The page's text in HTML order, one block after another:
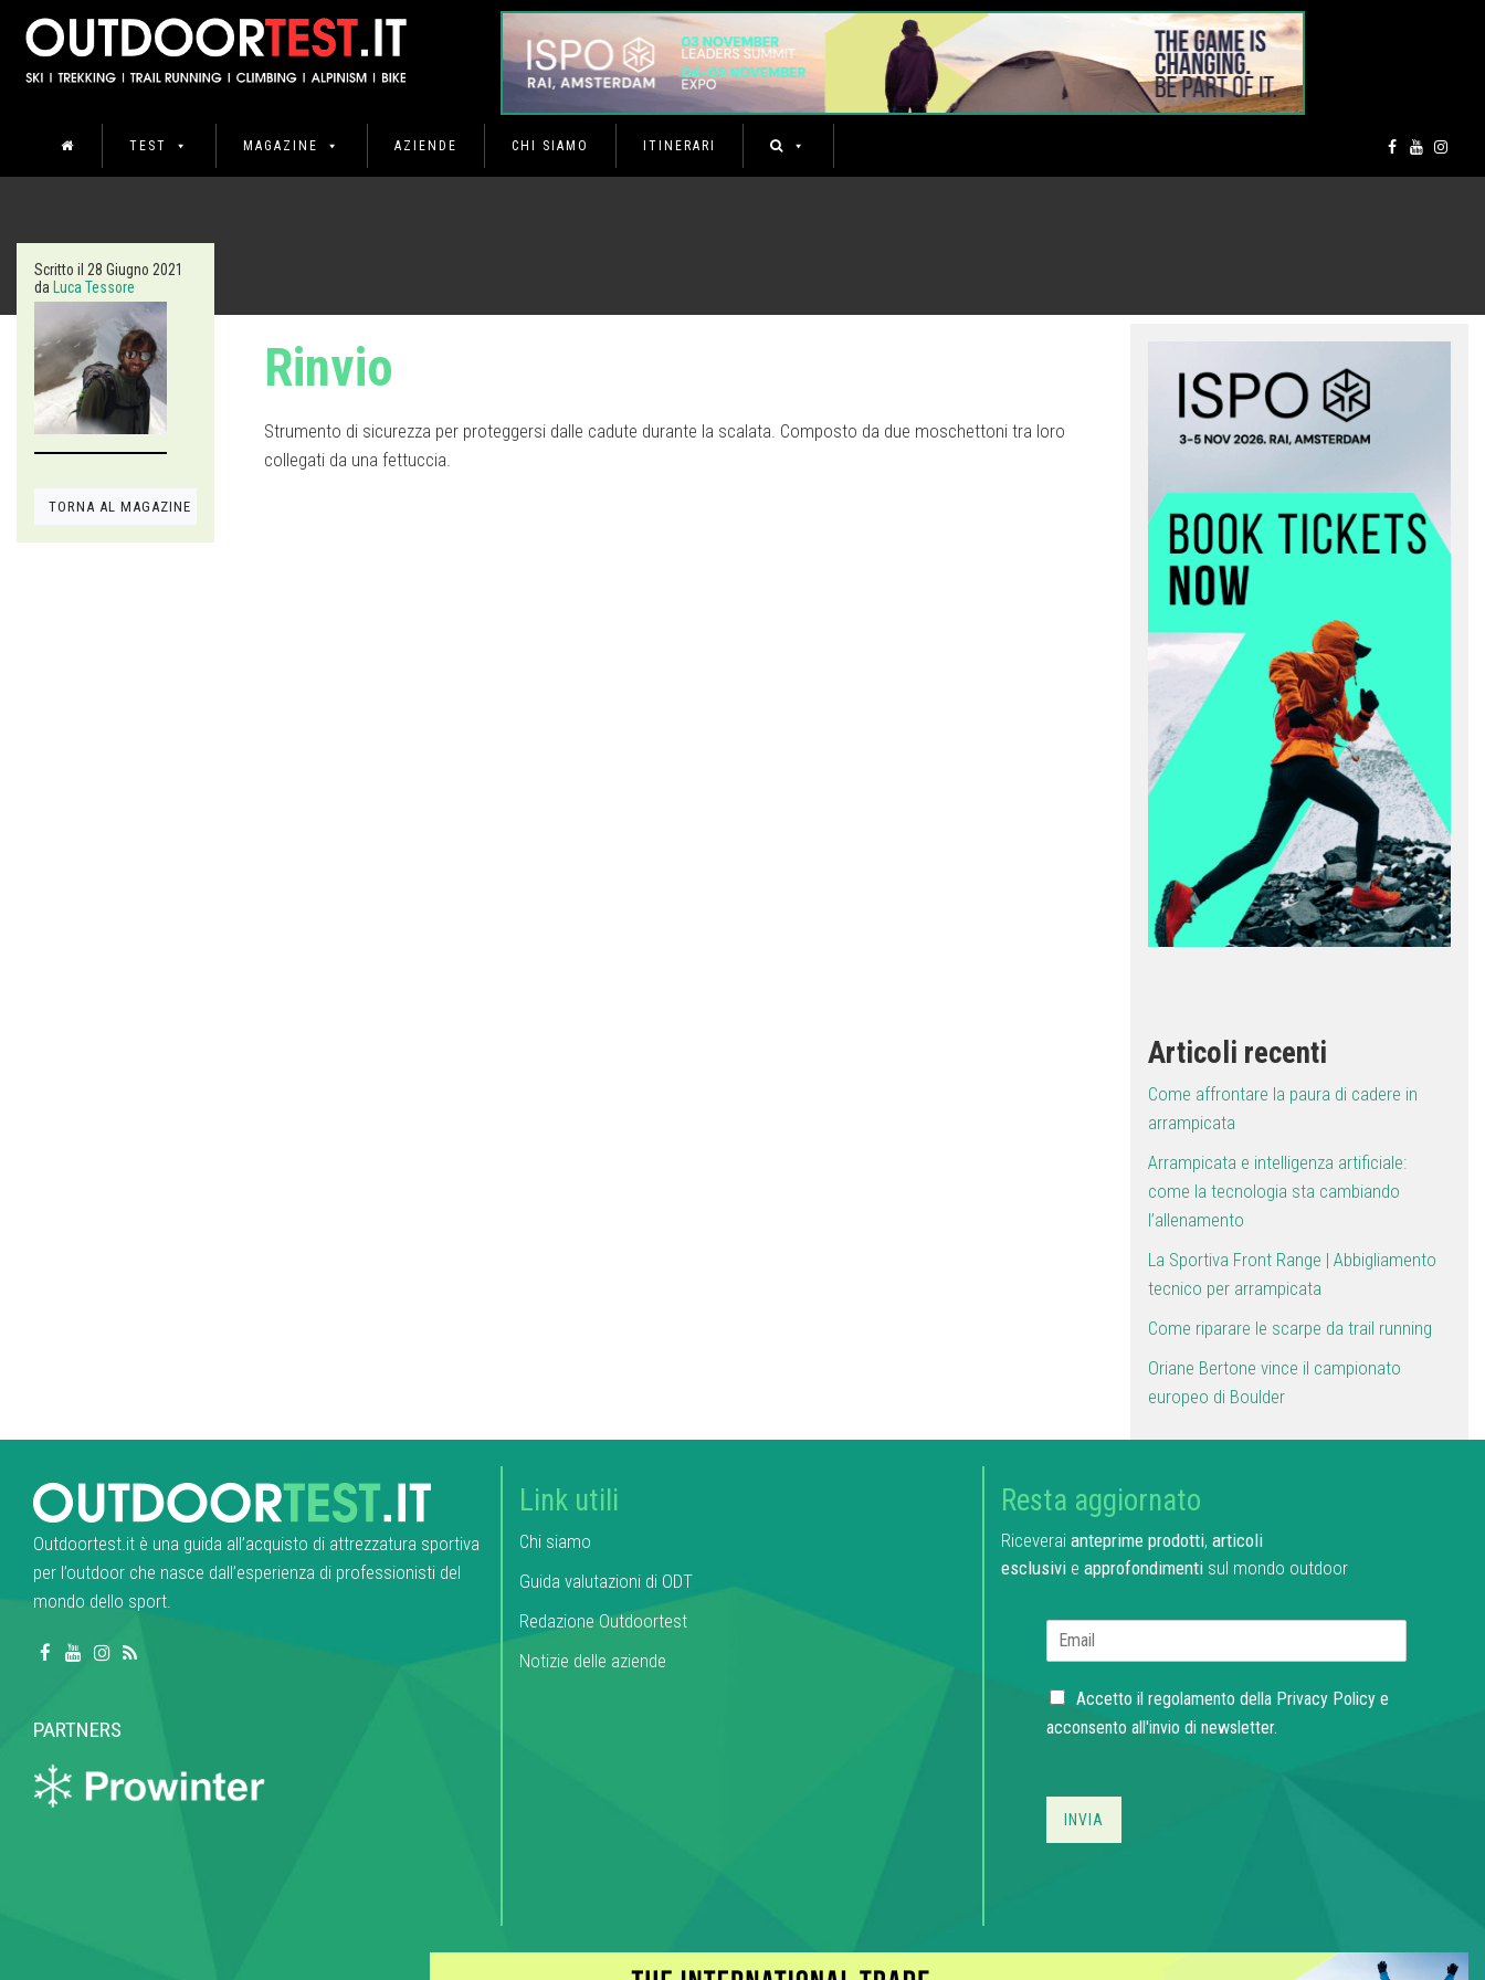
TEST MAGAZINE AZIENDE CHI SIAMO ITINERARI
Scritto il 28 Giugno 2021
da Luca Tessore
TORNA AL MAGAZINE
Rinvio
Strumento di sicurezza per proteggersi dalle cadute durante la scalata. Composto da due moschettoni tra loro
collegati da una fettuccia.
Articoli recenti
Come affrontare la paura di cadere in
arrampicata
Arrampicata e intelligenza artificiale:
come la tecnologia sta cambiando
l’allenamento
La Sportiva Front Range | Abbigliamento
tecnico per arrampicata
Come riparare le scarpe da trail running
Oriane Bertone vince il campionato
europeo di Boulder
Outdoortest.it è una guida all’acquisto di attrezzatura sportiva
per l’outdoor che nasce dall’esperienza di professionisti del
mondo dello sport.
PARTNERS
Link utili
Chi siamo
Guida valutazioni di ODT
Redazione Outdoortest
Notizie delle aziende
Resta aggiornato
Riceveraianteprime prodotti, articoli
esclusivie approfondimentisul mondo outdoor
*
C
e
b
x
Accetto il regolamento della Privacy Policye
acconsento all'invio di newsletter.
INVIA